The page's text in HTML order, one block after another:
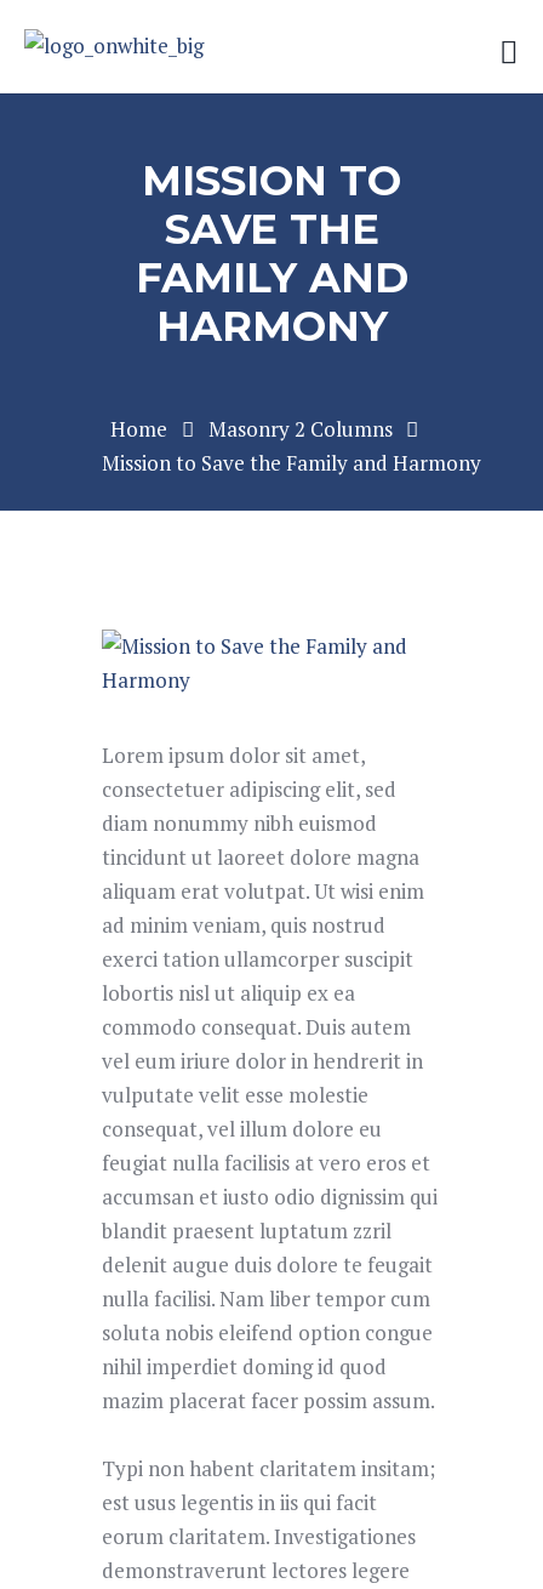
MISSION TO
SAVE THE
FAMILY AND
HARMONY
Home
Masonry 2 Columns
Mission to Save the Family and Harmony
Lorem ipsum dolor sit amet,
consectetuer adipiscing elit, sed
diam nonummy nibh euismod
tincidunt ut laoreet dolore magna
aliquam erat volutpat. Ut wisi enim
ad minim veniam, quis nostrud
exerci tation ullamcorper suscipit
lobortis nisl ut aliquip ex ea
commodo consequat. Duis autem
vel eum iriure dolor in hendrerit in
vulputate velit esse molestie
consequat, vel illum dolore eu
feugiat nulla facilisis at vero eros et
accumsan et iusto odio dignissim qui
blandit praesent luptatum zzril
delenit augue duis dolore te feugait
nulla facilisi. Nam liber tempor cum
soluta nobis eleifend option congue
nihil imperdiet doming id quod
mazim placerat facer possim assum.
Typi non habent claritatem insitam;
est usus legentis in iis qui facit
eorum claritatem. Investigationes
demonstraverunt lectores legere